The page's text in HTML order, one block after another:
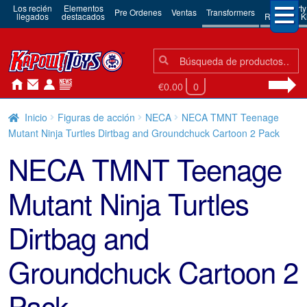
Los recién
llegados
Elementos
destacados Pre Ordenes Ventas Transformers 3rd Party
Robots &
Búsqueda:
Búsqueda
€0.00 0
Inicio Figuras de acción NECA
NECA TMNT Teenage
Mutant Ninja Turtles Dirtbag and Groundchuck Cartoon 2 Pack
NECA TMNT Teenage
Mutant Ninja Turtles
Dirtbag and
Groundchuck Cartoon 2